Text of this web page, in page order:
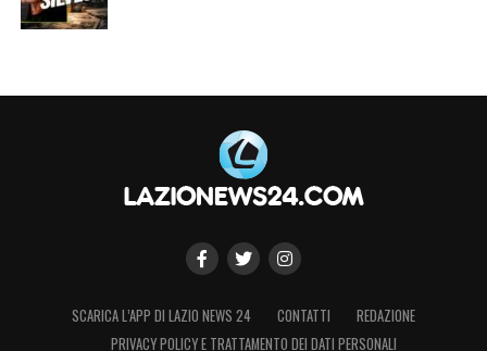
SCARICA L’APP DI LAZIO NEWS 24 CONTATTI
REDAZIONE
PRIVACY POLICY E TRATTAMENTO DEI DATI PERSONALI